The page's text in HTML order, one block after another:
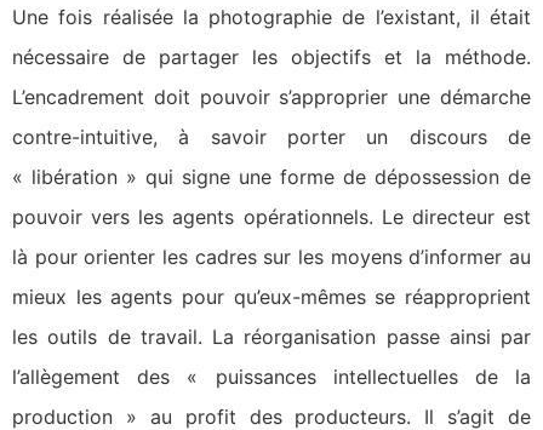
Une fois réalisée la photographie de l’existant, il était
nécessaire de partager les objectifs et la méthode.
L’encadrement doit pouvoir s’approprier une démarche
contre-intuitive, à savoir porter un discours de
« libération » qui signe une forme de dépossession de
pouvoir vers les agents opérationnels. Le directeur est
là pour orienter les cadres sur les moyens d’informer au
mieux les agents pour qu’eux-mêmes se réapproprient
les outils de travail. La réorganisation passe ainsi par
l’allègement des « puissances intellectuelles de la
production » au profit des producteurs. Il s’agit de